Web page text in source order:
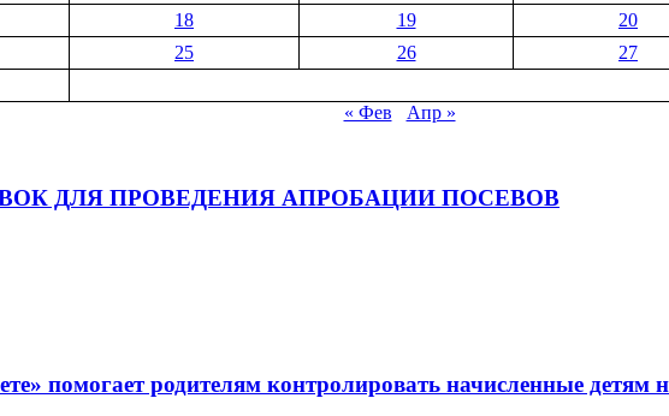
18 19 20
25 26 27
« Фев
Апр »
ДЛЯ ПРОВЕДЕНИЯ АПРОБАЦИИ ПОСЕВОВ
помогает родителям контролировать начисленные детям